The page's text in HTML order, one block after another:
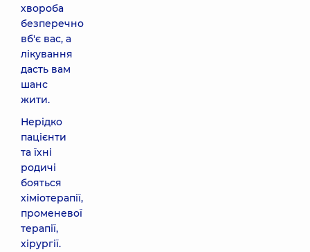
хвороба
безперечно
вб'є вас, а
лікування
дасть вам
шанс
жити.
Нерідко
пацієнти
та їхні
родичі
бояться
хіміотерапії,
променевої
терапії,
хірургії.